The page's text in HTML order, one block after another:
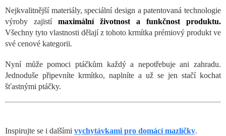
Nejkvalitnější materiály, speciální design a patentovaná technologie
výroby zajistí maximální životnost a funkčnost produktu.
Všechny tyto vlastnosti dělají z tohoto krmítka prémiový produkt ve
své cenové kategorii.
Nyní může pomoci ptáčkům každý a nepotřebuje ani zahradu.
Jednoduše připevníte krmítko, naplníte a už se jen stačí kochat
šťastnými ptáčky.
Inspirujte se i dalšími vychytávkami pro domácí mazlíčky.